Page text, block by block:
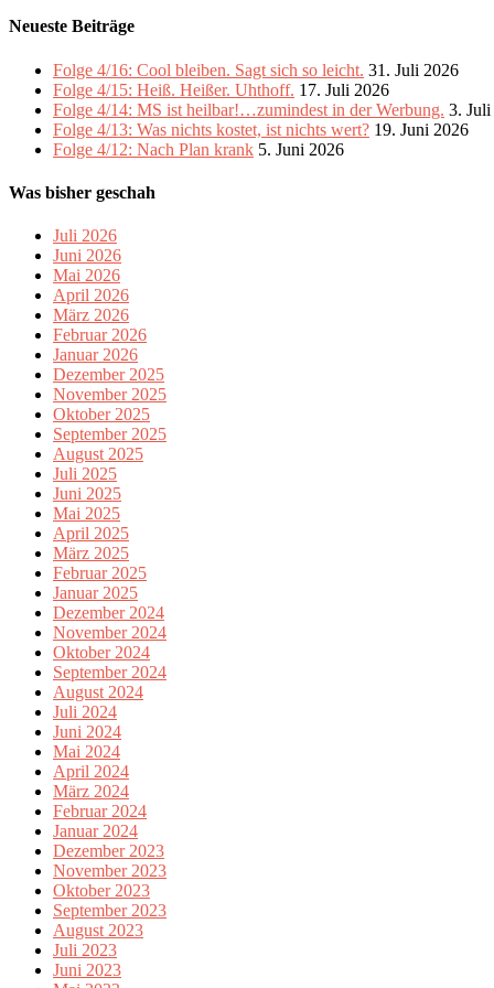
Neueste Beiträge
Folge 4/16: Cool bleiben. Sagt sich so leicht. 31. Juli 2026
Folge 4/15: Heiß. Heißer. Uhthoff. 17. Juli 2026
Folge 4/14: MS ist heilbar!…zumindest in der Werbung. 3.
Folge 4/13: Was nichts kostet, ist nichts wert? 19. Juni 2026
Folge 4/12: Nach Plan krank 5. Juni 2026
Was bisher geschah
Juli 2026
Juni 2026
Mai 2026
April 2026
März 2026
Februar 2026
Januar 2026
Dezember 2025
November 2025
Oktober 2025
September 2025
August 2025
Juli 2025
Juni 2025
Mai 2025
April 2025
März 2025
Februar 2025
Januar 2025
Dezember 2024
November 2024
Oktober 2024
September 2024
August 2024
Juli 2024
Juni 2024
Mai 2024
April 2024
März 2024
Februar 2024
Januar 2024
Dezember 2023
November 2023
Oktober 2023
September 2023
August 2023
Juli 2023
Juni 2023